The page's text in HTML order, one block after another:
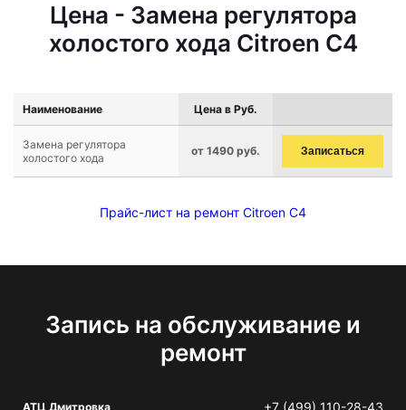
Цена - Замена регулятора
холостого хода Citroen C4
Наименование Цена в Руб.
Замена регулятора
холостого хода
от 1490 руб. Записаться
Прайс-лист на ремонт Citroen C4
Запись на обслуживание и
ремонт
АТЦ Дмитровка +7 (499) 110-28-43